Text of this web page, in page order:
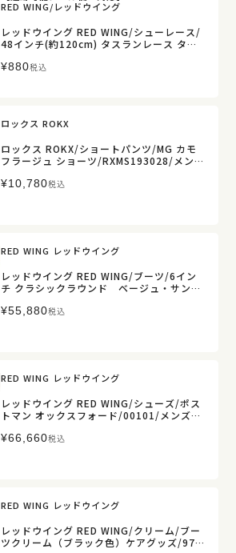
RED WING/レッドウイング
レッドウイング RED WING/シューレース/
48インチ(約120cm) タスランレース タン/
¥880税込
ロックス ROKX
ロックス ROKX/ショートパンツ/MG カモ
フラージュ ショーツ/RXMS193028/メンズ
¥10,780税込
RED WING レッドウイング
レッドウイング RED WING/ブーツ/6イン
チ クラシックラウンド ベージュ・サン
扱】
¥55,880税込
RED WING レッドウイング
レッドウイング RED WING/シューズ/ポス
トマン オックスフォード/00101/メンズ
¥66,660税込
RED WING レッドウイング
レッドウイング RED WING/クリーム/ブー
ツクリーム（ブラック色）ケアグッズ/971